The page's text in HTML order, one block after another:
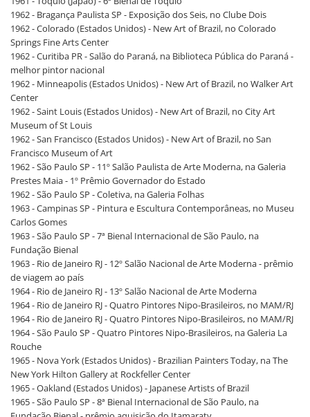
1962 - Bragança Paulista SP - Exposição dos Seis, no Clube Dois
1962 - Colorado (Estados Unidos) - New Art of Brazil, no Colorado
Springs Fine Arts Center
1962 - Curitiba PR - Salão do Paraná, na Biblioteca Pública do Paraná -
melhor pintor nacional
1962 - Minneapolis (Estados Unidos) - New Art of Brazil, no Walker Art
Center
1962 - Saint Louis (Estados Unidos) - New Art of Brazil, no City Art
Museum of St Louis
1962 - San Francisco (Estados Unidos) - New Art of Brazil, no San
Francisco Museum of Art
1962 - São Paulo SP - 11º Salão Paulista de Arte Moderna, na Galeria
Prestes Maia - 1º Prêmio Governador do Estado
1962 - São Paulo SP - Coletiva, na Galeria Folhas
1963 - Campinas SP - Pintura e Escultura Contemporâneas, no Museu
Carlos Gomes
1963 - São Paulo SP - 7ª Bienal Internacional de São Paulo, na
Fundação Bienal
1963 - Rio de Janeiro RJ - 12º Salão Nacional de Arte Moderna - prêmio
de viagem ao país
1964 - Rio de Janeiro RJ - 13º Salão Nacional de Arte Moderna
1964 - Rio de Janeiro RJ - Quatro Pintores Nipo-Brasileiros, no MAM/RJ
1964 - Rio de Janeiro RJ - Quatro Pintores Nipo-Brasileiros, no MAM/RJ
1964 - São Paulo SP - Quatro Pintores Nipo-Brasileiros, na Galeria La
Rouche
1965 - Nova York (Estados Unidos) - Brazilian Painters Today, na The
New York Hilton Gallery at Rockfeller Center
1965 - Oakland (Estados Unidos) - Japanese Artists of Brazil
1965 - São Paulo SP - 8ª Bienal Internacional de São Paulo, na